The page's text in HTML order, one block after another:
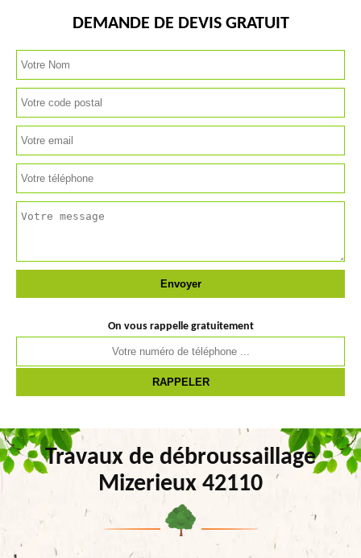
DEMANDE DE DEVIS GRATUIT
On vous rappelle gratuitement
Travaux de débroussaillage
Mizerieux 42110